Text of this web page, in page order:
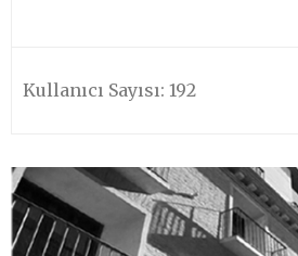
Kullanıcı Sayısı: 192